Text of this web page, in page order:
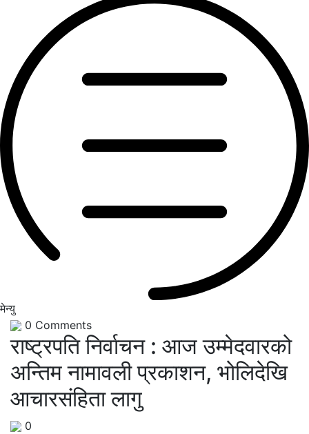
मेन्यु
0 Comments
राष्ट्रपति निर्वाचन : आज उम्मेदवारको
अन्तिम नामावली प्रकाशन, भोलिदेखि
आचारसंहिता लागु
0